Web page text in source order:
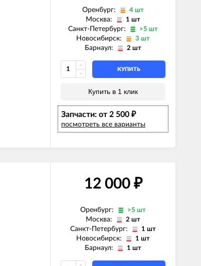
Оренбург: 4 шт
Москва: 1 шт
Санкт-Петербург: >5 шт
Новосибирск: 3 шт
Барнаул: 2 шт
КУПИТЬ
Купить в 1 клик
Запчасти: от 2 500 ₽
посмотреть все варианты
12 000 ₽
Оренбург: >5 шт
Москва: 2 шт
Санкт-Петербург: 1 шт
Новосибирск: 1 шт
Барнаул: 1 шт